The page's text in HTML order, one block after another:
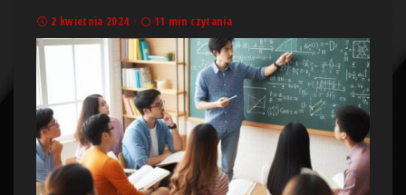
2 kwietnia 2024 11 min czytania